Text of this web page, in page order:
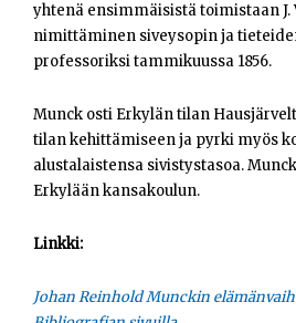
yhtenä ensimmäisistä toimistaan J.
nimittäminen siveysopin ja
professoriksi tammikuussa 1856.
Munck osti Erkylän tilan
tilan kehittämiseen ja pyrki myös
alustalaistensa sivistystasoa.
Erkylään kansakoulun.
Linkki:
Johan Reinhold Munckin